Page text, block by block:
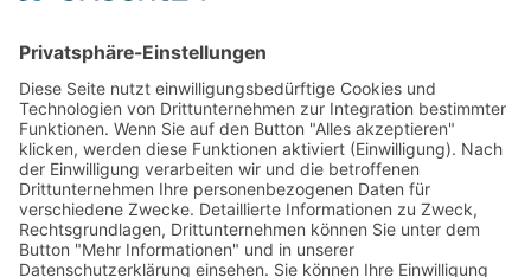
AWO Junge Plattform
Arbeit mit Behinderung
AWO Büro Kindermut
Kulturland Brandenburg
AWO Selbsthilfe
AWO eLearning
Kultur für JEDEN
AWO 1plus9
Dachverband Freie Suchtselbsthilfe
© 1990 - 2026 Arbeiterwohlfahrt Bezirksverband Potsdam e. V.